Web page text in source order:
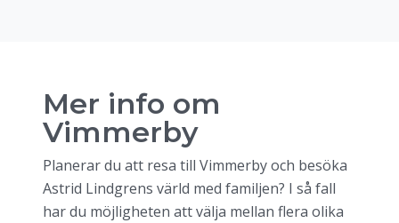
Mer info om
Vimmerby
Planerar du att resa till Vimmerby och besöka
Astrid Lindgrens värld med familjen? I så fall
har du möjligheten att välja mellan flera olika